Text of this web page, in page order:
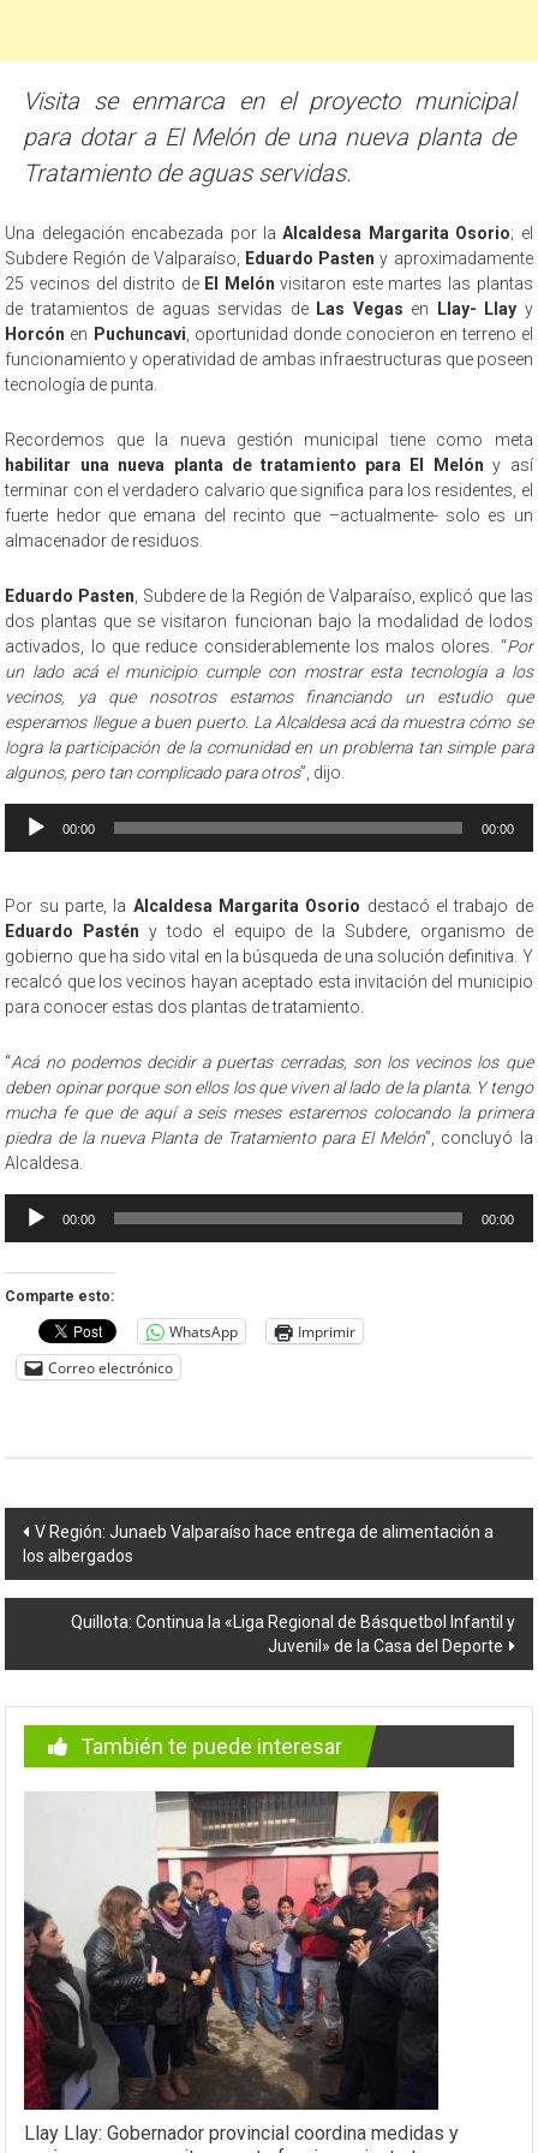
Visita se enmarca en el proyecto municipal
para dotar a El Melón de una nueva planta de
Tratamiento de aguas servidas.
Una delegación encabezada por laAlcaldesa Margarita Osorio; el
Subdere Región de Valparaíso,
Eduardo Pasten y aproximadamente
25 vecinos del distrito de El Melón visitaron este martes las plantas
de tratamientos de aguas servidas de Las Vegas en Llay- Llay y
Horcón en Puchuncavi , oportunidad donde conocieron en terreno el
funcionamiento y operatividad de ambas infraestructuras que poseen
tecnología de punta.
Recordemos que la nueva gestión municipal tiene como meta
habilitar una nueva planta de tratamiento para El Melón y así
terminar con el verdadero calvario que significa para los residentes, el
fuerte hedor que emana del recinto que –actualmente- solo es un
almacenador de residuos.
Eduardo Pasten , Subdere de la Región de Valparaíso, explicó que las
dos plantas que se visitaron funcionan bajo la modalidad de lodos
activados, lo que reduce considerablemente los malos olores. “Por
un lado acá el municipio cumple con mostrar esta tecnología a los
vecinos, ya que nosotros estamos financiando un estudio que
esperamos llegue a buen puerto. La Alcaldesa acá da muestra cómo se
logra la participación de la comunidad en un problema tan simple para
algunos, pero tan complicado para otros”, dijo.
Reproductor
00:00 00:00
Por su parte, la Alcaldesa Margarita Osorio destacó el trabajo de
Eduardo Pastén y todo el equipo de la Subdere, organismo de
gobierno que ha sido vital en la búsqueda de una solución definitiva. Y
recalcó que los vecinos hayan aceptado esta invitación del municipio
para conocer estas dos plantas de tratamiento.
“Acá no podemos decidir a puertas cerradas, son los vecinos los que
deben opinar porque son ellos los que viven al lado de la planta. Y tengo
mucha fe que de aquí a seis meses estaremos colocando la primera
piedra de la nueva Planta de Tratamiento para El Melón”, concluyó la
Alcaldesa.
Reproductor
00:00 00:00
Comparte esto:
WhatsApp
Imprimir
Correo electrónico
Navegación
de
entradas
V Región: Junaeb Valparaíso hace entrega de alimentación a
los albergados
Quillota: Continua la «Liga Regional de Básquetbol Infantil y
Juvenil» de la Casa del Deporte
También te puede interesar
Llay Llay: Gobernador provincial coordina medidas y